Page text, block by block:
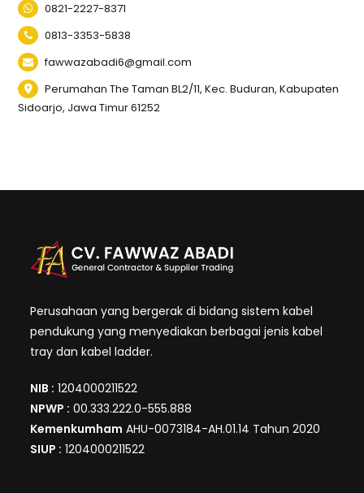
0821-2227-8371
0813-3353-5838
fawwazabadi6@gmail.com
Perumahan The Taman BL2/11, Kec. Buduran, Kabupaten
Sidoarjo, Jawa Timur 61252
Perusahaan yang bergerak di bidang sistem kabel
pendukung yang menyediakan berbagai jenis kabel
tray dan kabel ladder.
NIB : 1204000211522
NPWP : 00.333.222.0-555.888
Kemenkumham AHU-0073184-AH.01.14 Tahun 2020
SIUP : 1204000211522